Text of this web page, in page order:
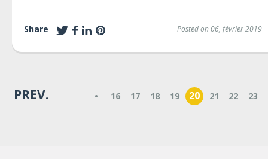
Share Posted on 06, février 2019
PREV. • 16 17 18 19 20 21 22 23